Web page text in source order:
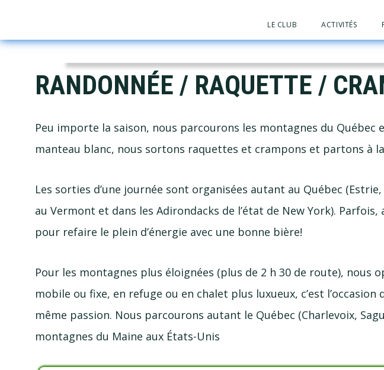
primary
main
footer
LE CLUB ACTIVITÉS
RANDONNÉE / RAQUETTE /
Peu importe la saison, nous parcourons les montagnes du Québec
manteau blanc, nous sortons raquettes et crampons et partons à
Les sorties d’une journée sont organisées autant au Québec
au Vermont et dans les Adirondacks de l’état de New York).
pour refaire le plein d’énergie avec une bonne bière!
Pour les montagnes plus éloignées (plus de 2 h 30 de route), nous
mobile ou fixe, en refuge ou en chalet plus luxueux, c’est
même passion. Nous parcourons autant le Québec (Charlevoix,
montagnes du Maine aux États-Unis